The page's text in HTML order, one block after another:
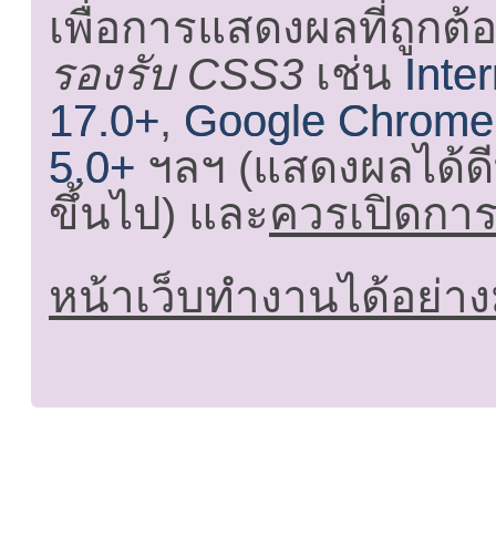
เพื่อการแสดงผลที่ถูกต้
รองรับ CSS3 เช่น
17.0+, Google
5.0+ ฯลฯ (แสดงผลได้
ขึ้นไป) และควรเปิดกา
หน้าเว็บทำงานได้อย่า